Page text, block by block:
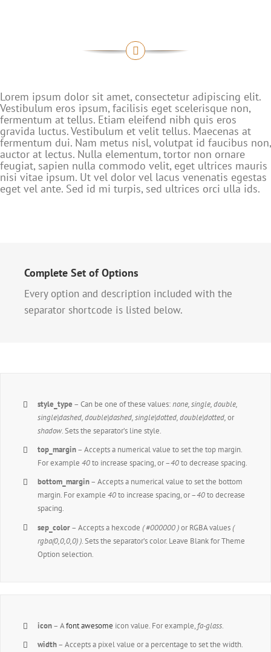
Lorem ipsum dolor sit amet, consectetur adipiscing elit.
Vestibulum eros ipsum, facilisis eget scelerisque non,
fermentum at tellus. Etiam eleifend nibh quis eros
gravida luctus. Vestibulum et velit tellus. Maecenas at
fermentum dui. Nam metus nisl, volutpat id faucibus non,
auctor at lectus. Nulla elementum, tortor non ornare
feugiat, sapien nulla commodo velit, eget ultrices mauris
nisi vitae ipsum. Ut vel dolor vel lacus venenatis egestas
eget vel ante. Sed id mi turpis, sed ultrices orci ulla ids.
Complete Set of Options
Every option and description included with the
separator shortcode is listed below.
style_type – Can be one of these values:none, single, double,
single|dashed, double|dashed, single|dotted, double|dotted,or
shadow. Sets the separator’s line style.
top_margin– Accepts a numerical value to set the top margin.
For example40to increase spacing, or –40to decrease spacing.
bottom_margin– Accepts a numerical value to set the bottom
margin. For example40to increase spacing, or –40to decrease
spacing.
sep_color– Accepts a hexcode( #000000 )or RGBA values(
rgba(0,0,0,0) ). Sets the separator’s color. Leave Blank for Theme
Option selection.
icon– Afont awesome icon value. For example, fa-glass.
width– Accepts a pixel value or a percentage to set the width.